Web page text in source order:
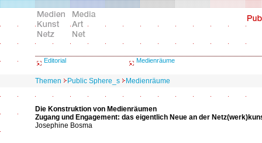
Editorial Medienräume
Themen Public Sphere_s Medienräume
Die Konstruktion von Medienräumen
Zugang und Engagement: das eigentlich Neue an der
Josephine Bosma